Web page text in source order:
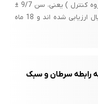
(12 دوچرخه سوار، 9 دونده و 9 نو گروه کنترل ) یعنی، سن 9/7 ±
6/49 سال ، در خط انتهای زمین والیبال ارزیابی شده اند و 18 ماه
رابطه سرطان و سبک